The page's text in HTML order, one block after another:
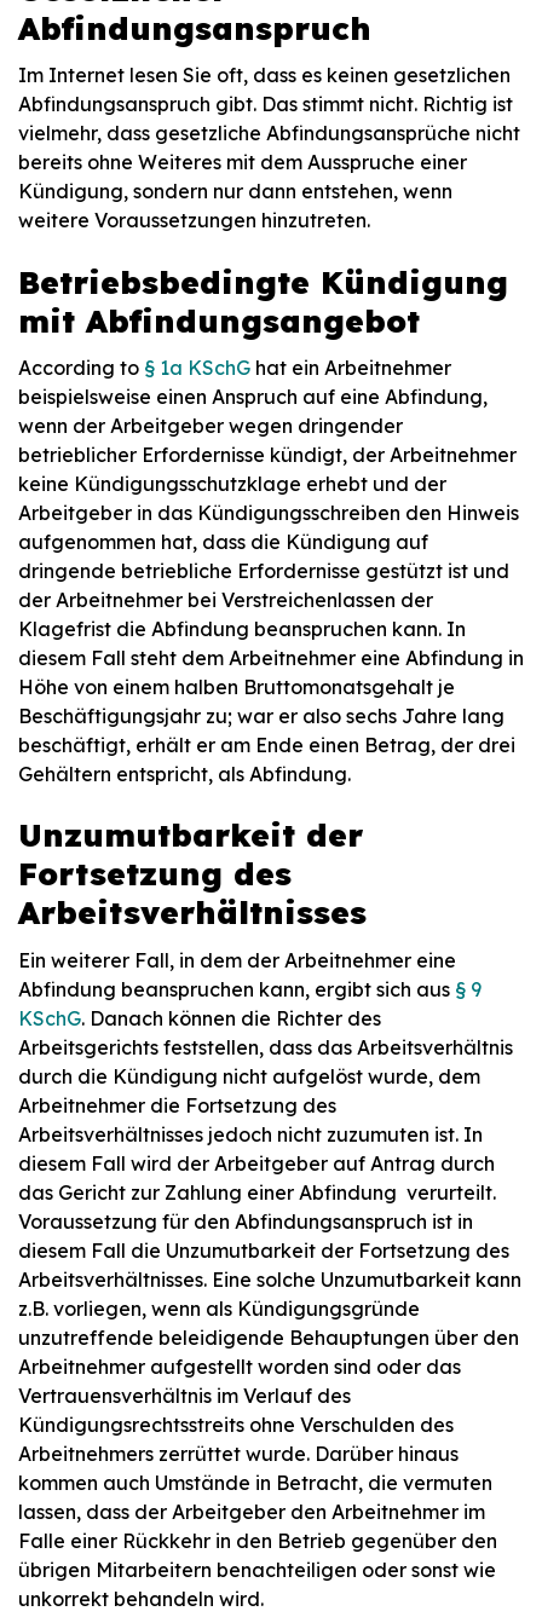
Abfindungsanspruch
Im Internet lesen Sie oft, dass es keinen gesetzlichen
Abfindungsanspruch gibt. Das stimmt nicht. Richtig ist
vielmehr, dass gesetzliche Abfindungsansprüche nicht
bereits ohne Weiteres mit dem Ausspruche einer
Kündigung, sondern nur dann entstehen, wenn
weitere Voraussetzungen hinzutreten.
Betriebsbedingte Kündigung
mit Abfindungsangebot
According to § 1a KSchG hat ein Arbeitnehmer
beispielsweise einen Anspruch auf eine Abfindung,
wenn der Arbeitgeber wegen dringender
betrieblicher Erfordernisse kündigt, der Arbeitnehmer
keine Kündigungsschutzklage erhebt und der
Arbeitgeber in das Kündigungsschreiben den Hinweis
aufgenommen hat, dass die Kündigung auf
dringende betriebliche Erfordernisse gestützt ist und
der Arbeitnehmer bei Verstreichenlassen der
Klagefrist die Abfindung beanspruchen kann. In
diesem Fall steht dem Arbeitnehmer eine Abfindung in
Höhe von einem halben Bruttomonatsgehalt je
Beschäftigungsjahr zu; war er also sechs Jahre lang
beschäftigt, erhält er am Ende einen Betrag, der drei
Gehältern entspricht, als Abfindung.
Unzumutbarkeit der
Fortsetzung des
Arbeitsverhältnisses
Ein weiterer Fall, in dem der Arbeitnehmer eine
Abfindung beanspruchen kann, ergibt sich aus § 9
KSchG. Danach können die Richter des
Arbeitsgerichts feststellen, dass das Arbeitsverhältnis
durch die Kündigung nicht aufgelöst wurde, dem
Arbeitnehmer die Fortsetzung des
Arbeitsverhältnisses jedoch nicht zuzumuten ist. In
diesem Fall wird der Arbeitgeber auf Antrag durch
das Gericht zur Zahlung einer Abfindung verurteilt.
Voraussetzung für den Abfindungsanspruch ist in
diesem Fall die Unzumutbarkeit der Fortsetzung des
Arbeitsverhältnisses. Eine solche Unzumutbarkeit kann
z.B. vorliegen, wenn als Kündigungsgründe
unzutreffende beleidigende Behauptungen über den
Arbeitnehmer aufgestellt worden sind oder das
Vertrauensverhältnis im Verlauf des
Kündigungsrechtsstreits ohne Verschulden des
Arbeitnehmers zerrüttet wurde. Darüber hinaus
kommen auch Umstände in Betracht, die vermuten
lassen, dass der Arbeitgeber den Arbeitnehmer im
Falle einer Rückkehr in den Betrieb gegenüber den
übrigen Mitarbeitern benachteiligen oder sonst wie
unkorrekt behandeln wird.